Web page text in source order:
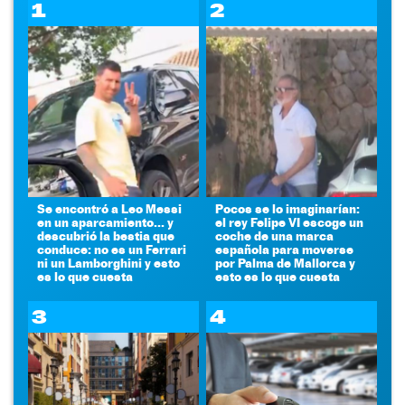
1
Se encontró a Leo Messi
en un aparcamiento... y
descubrió la bestia que
conduce: no es un Ferrari
ni un Lamborghini y esto
es lo que cuesta
2
Pocos se lo imaginarían:
el rey Felipe VI escoge un
coche de una marca
española para moverse
por Palma de Mallorca y
esto es lo que cuesta
3 4